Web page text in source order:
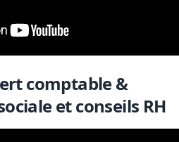
comptable &
et conseils RH